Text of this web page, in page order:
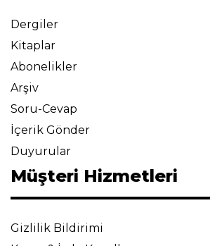
Dergiler
Kitaplar
Abonelikler
Arşiv
Soru-Cevap
İçerik Gönder
Duyurular
Müşteri Hizmetleri
Gizlilik Bildirimi